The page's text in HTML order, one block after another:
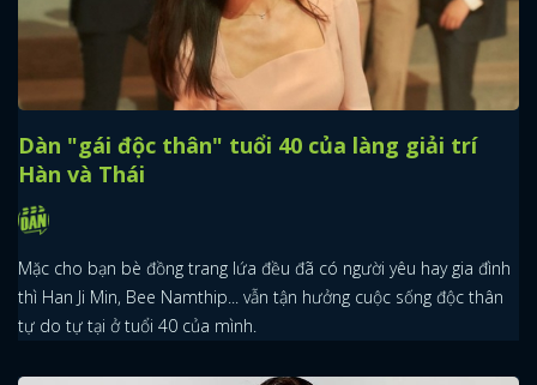
Dàn "gái độc thân" tuổi 40 của làng giải trí
Hàn và Thái
Mặc cho bạn bè đồng trang lứa đều đã có người yêu hay gia đình
thì Han Ji Min, Bee Namthip... vẫn tận hưởng cuộc sống độc thân
tự do tự tại ở tuổi 40 của mình.